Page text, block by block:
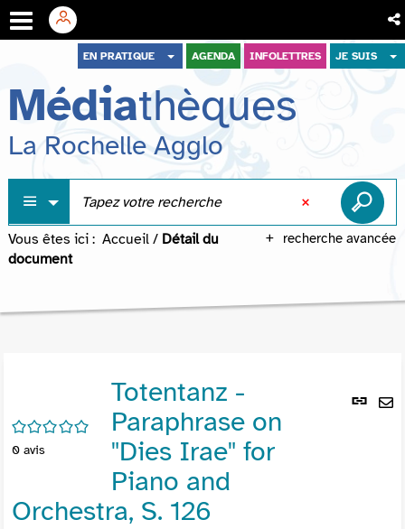
menu
contenu
recherche
EN PRATIQUE AGENDA INFOLETTRES JE SUIS
Médiathèques
La Rochelle Agglo
recherche avancée
Vous êtes ici : Accueil / Détail du
document
Lien
/5
0 avis
Totentanz -
Paraphrase on
"Dies Irae" for
Piano and
Orchestra, S. 126